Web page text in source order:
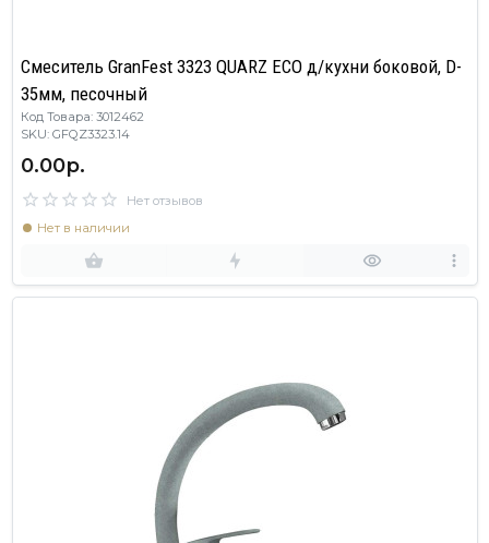
Смеситель GranFest 3323 QUARZ ECO д/кухни боковой, D-
35мм, песочный
Код Товара: 3012462
SKU: GFQZ3323.14
0.00р.
Нет отзывов
Нет в наличии